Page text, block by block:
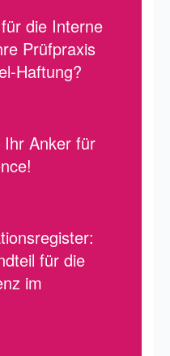
die Interne
Prüfpraxis
Haftung?
Ihr Anker für
für die
im